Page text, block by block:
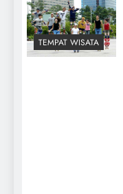
TEMPAT WISATA